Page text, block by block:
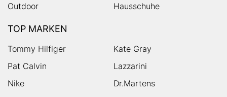
Outdoor
Hausschuhe
TOP MARKEN
Tommy Hilfiger
Kate Gray
Pat Calvin
Lazzarini
Nike
Dr.Martens